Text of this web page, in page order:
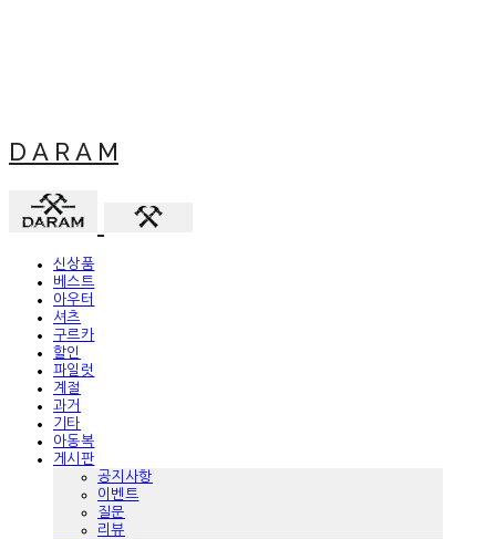
D A R A M
신상품
베스트
아우터
셔츠
구르카
할인
파일럿
계절
과거
기타
아동복
게시판
공지사항
이벤트
질문
리뷰